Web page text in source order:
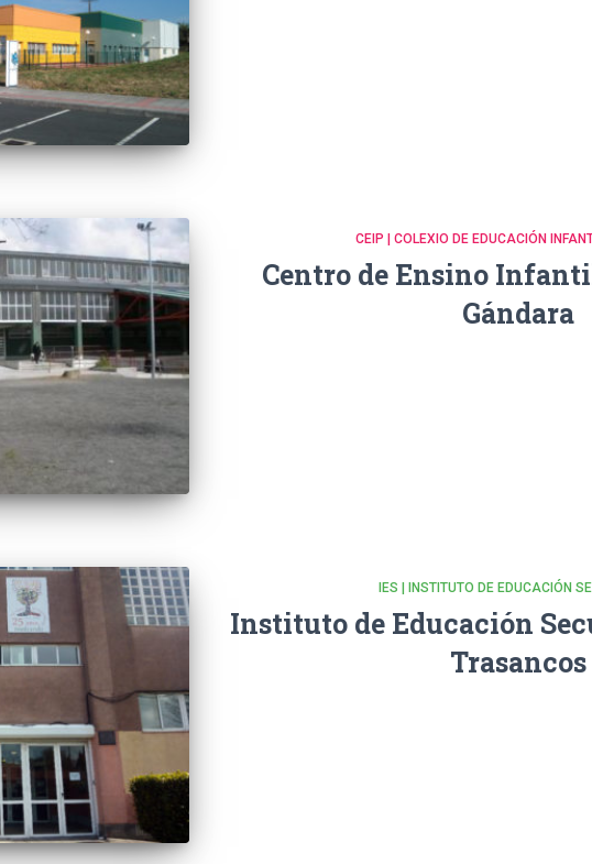
CEIP | COLEXIO DE EDUCACIÓN
Centro de Ensino
Gándara
IES | INSTITUTO DE EDUCACIÓN
Instituto de Educación
Trasancos